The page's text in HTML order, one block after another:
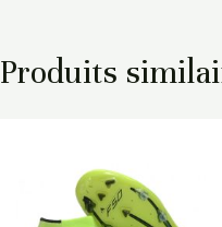
Produits